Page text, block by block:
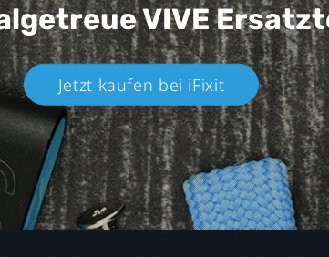
VIVE
Jetzt kaufen bei iFixit​